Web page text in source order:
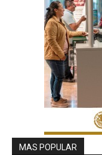
MAS POPULAR